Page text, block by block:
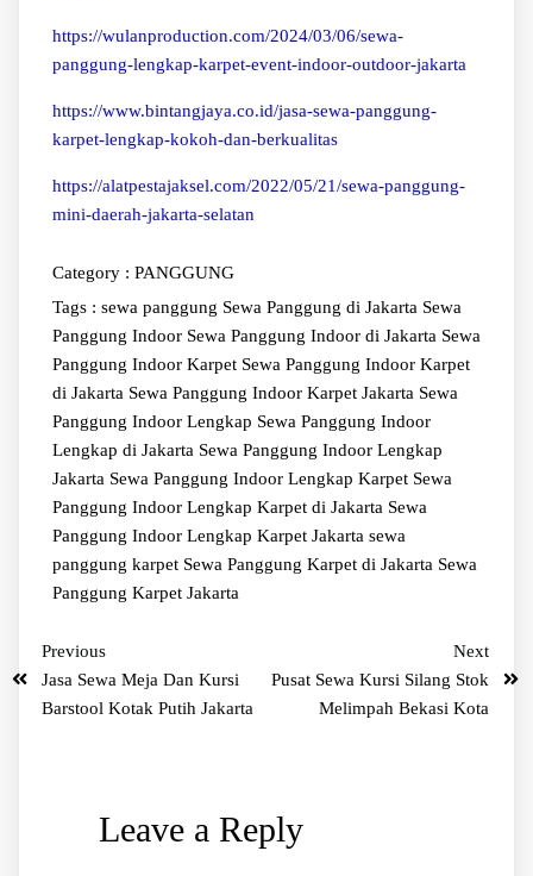
https://wulanproduction.com/2024/03/06/sewa-
panggung-lengkap-karpet-event-indoor-outdoor-jakarta
https://www.bintangjaya.co.id/jasa-sewa-panggung-
karpet-lengkap-kokoh-dan-berkualitas
https://alatpestajaksel.com/2022/05/21/sewa-panggung-
mini-daerah-jakarta-selatan
Category : PANGGUNG
Tags : sewa panggung Sewa Panggung di Jakarta Sewa
Panggung Indoor Sewa Panggung Indoor di Jakarta Sewa
Panggung Indoor Karpet Sewa Panggung Indoor Karpet
di Jakarta Sewa Panggung Indoor Karpet Jakarta Sewa
Panggung Indoor Lengkap Sewa Panggung Indoor
Lengkap di Jakarta Sewa Panggung Indoor Lengkap
Jakarta Sewa Panggung Indoor Lengkap Karpet Sewa
Panggung Indoor Lengkap Karpet di Jakarta Sewa
Panggung Indoor Lengkap Karpet Jakarta sewa
panggung karpet Sewa Panggung Karpet di Jakarta Sewa
Panggung Karpet Jakarta
Previous
Jasa Sewa Meja Dan Kursi
Barstool Kotak Putih Jakarta
Next
Pusat Sewa Kursi Silang Stok
Melimpah Bekasi Kota
Leave a Reply